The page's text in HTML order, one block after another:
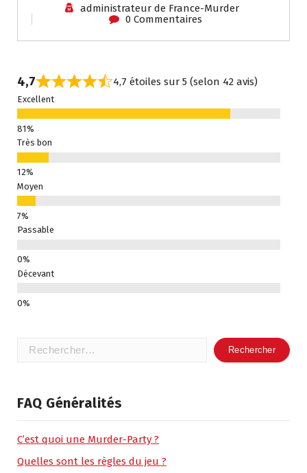
administrateur de France-Murder
0 Commentaires
4,7 4,7 étoiles sur 5 (selon 42 avis)
Excellent
Très bon
Moyen
Passable
Décevant
Rechercher :
FAQ Généralités
C’est quoi une Murder-Party ?
Quelles sont les règles du jeu ?